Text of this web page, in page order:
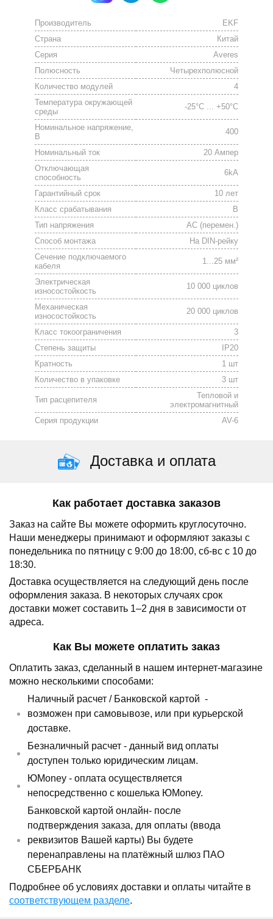
Производитель
EKF
Страна
Китай
Серия
Averes
Полюсность
Четырехполюсной
Количество модулей
4
Температура окружающей
среды
-25°C ... +50°C
Номинальное напряжение,
В
400
Номинальный ток
20 Ампер
Отключающая
способность
6kA
Гарантийный срок
10 лет
Класс срабатывания
B
Тип напряжения
АС (перемен.)
Способ монтажа
На DIN-рейку
Сечение подключаемого
кабеля
1...25 мм²
Электрическая
износостойкость
10 000 циклов
Механическая
износостойкость
20 000 циклов
Класс токоограничения
3
Степень защиты
IP20
Кратность
1 шт
Количество в упаковке
3 шт
Тип расцепителя
Тепловой и
электромагнитный
Серия продукции
AV-6
Доставка и оплата
Как работает доставка заказов
Заказ на сайте Вы можете оформить круглосуточно.
Наши менеджеры принимают и оформляют заказы с
понедельника по пятницу с 9:00 до 18:00, сб-вс с 10 до
18:30.
Доставка осуществляется на следующий день после
оформления заказа. В некоторых случаях срок
доставки может составить 1–2 дня в зависимости от
адреса.
Как Вы можете оплатить заказ
Оплатить заказ, сделанный в нашем интернет-магазине
можно несколькими способами:
Наличный расчет / Банковской картой -
возможен при самовывозе, или при курьерской
доставке.
Безналичный расчет - данный вид оплаты
доступен только юридическим лицам.
ЮMoney - оплата осуществляется
непосредственно с кошелька ЮMoney.
Банковской картой онлайн- после
подтверждения заказа, для оплаты (ввода
реквизитов Вашей карты) Вы будете
перенаправлены на платёжный шлюз ПАО
СБЕРБАНК
Подробнее об условиях доставки и оплаты читайте в
соответствующем разделе.